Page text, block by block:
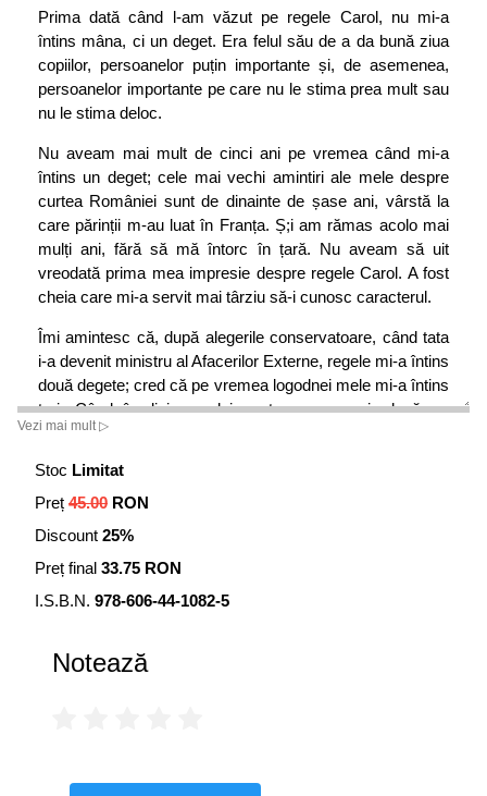
Prima dată când l-am văzut pe regele Carol, nu mi-a
întins mâna, ci un deget. Era felul său de a da bună ziua
copiilor, persoanelor puțin importante și, de asemenea,
persoanelor importante pe care nu le stima prea mult sau
nu le stima deloc.
Nu aveam mai mult de cinci ani pe vremea când mi-a
întins un deget; cele mai vechi amintiri ale mele despre
curtea României sunt de dinainte de șase ani, vârstă la
care părinții m-au luat în Franța. Ș;i am rămas acolo mai
mulți ani, fără să mă întorc în țară. Nu aveam să uit
vreodată prima mea impresie despre regele Carol. A fost
cheia care mi-a servit mai târziu să-i cunosc caracterul.
Îmi amintesc că, după alegerile conservatoare, când tata
i-a devenit ministru al Afacerilor Externe, regele mi-a întins
două degete; cred că pe vremea logodnei mele mi-a întins
trei. Când împlinisem deja optsprezece ani, după ce
făcusem o lungă călătorie în Asia și publicasem o carte pe
îi plăcea să onoreze meritul recunoscut, mi-a întins toată
mâna. Ș;tiu oameni politici care nu s-au bucurat niciodată
de o asemenea onoare.
Vezi mai mult ▷
Stoc Limitat
Preț 45.00 RON
Discount 25%
Preț final 33.75 RON
I.S.B.N. 978-606-44-1082-5
Notează